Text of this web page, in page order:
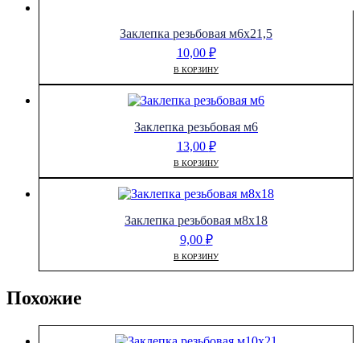
Заклепка резьбовая м6х21,5
10,00 ₽
В КОРЗИНУ
Заклепка резьбовая м6
13,00 ₽
В КОРЗИНУ
Заклепка резьбовая м8х18
9,00 ₽
В КОРЗИНУ
Похожие